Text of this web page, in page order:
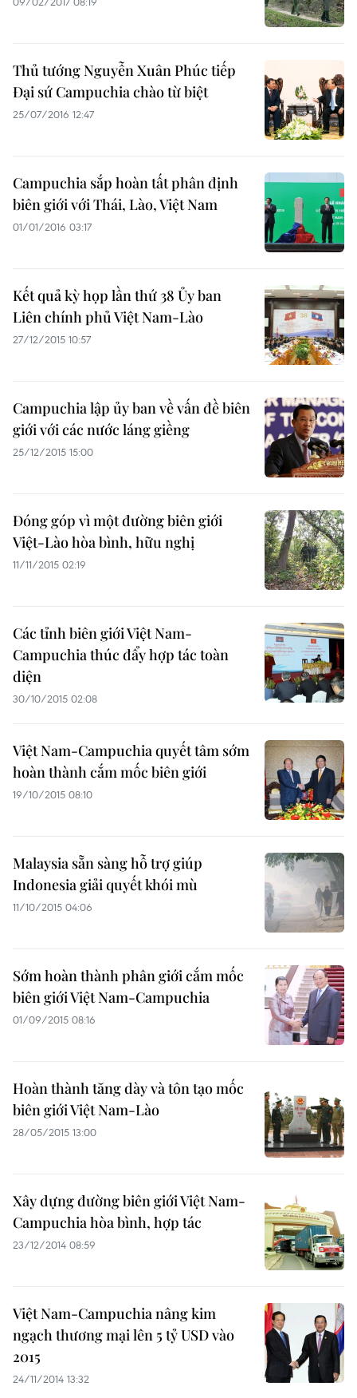
Thủ tướng Nguyễn Xuân Phúc tiếp
Đại sứ Campuchia chào từ biệt
25/07/2016 12:47
Campuchia sắp hoàn tất phân định
biên giới với Thái, Lào, Việt Nam
01/01/2016 03:17
Kết quả kỳ họp lần thứ 38 Ủy ban
Liên chính phủ Việt Nam-Lào
27/12/2015 10:57
Campuchia lập ủy ban về vấn đề biên
giới với các nước láng giềng
25/12/2015 15:00
Đóng góp vì một đường biên giới
Việt-Lào hòa bình, hữu nghị
11/11/2015 02:19
Các tỉnh biên giới Việt Nam-
Campuchia thúc đẩy hợp tác toàn
diện
30/10/2015 02:08
Việt Nam-Campuchia quyết tâm sớm
hoàn thành cắm mốc biên giới
19/10/2015 08:10
Malaysia sẵn sàng hỗ trợ giúp
Indonesia giải quyết khói mù
11/10/2015 04:06
Sớm hoàn thành phân giới cắm mốc
biên giới Việt Nam-Campuchia
01/09/2015 08:16
Hoàn thành tăng dày và tôn tạo mốc
biên giới Việt Nam-Lào
28/05/2015 13:00
Xây dựng đường biên giới Việt Nam-
Campuchia hòa bình, hợp tác
23/12/2014 08:59
Việt Nam-Campuchia nâng kim
ngạch thương mại lên 5 tỷ USD vào
2015
24/11/2014 13:32